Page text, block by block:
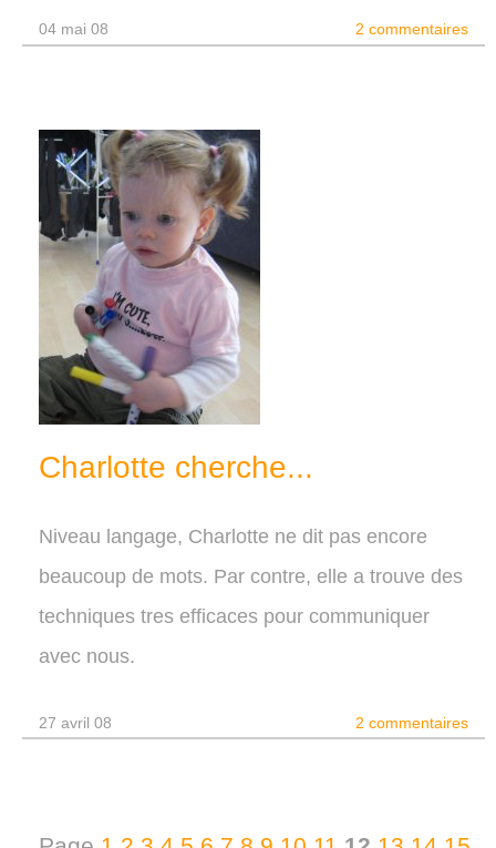
04 mai 08 2 commentaires
Charlotte cherche...
Niveau langage, Charlotte ne dit pas encore
beaucoup de mots. Par contre, elle a trouve des
techniques tres efficaces pour communiquer
avec nous.
27 avril 08 2 commentaires